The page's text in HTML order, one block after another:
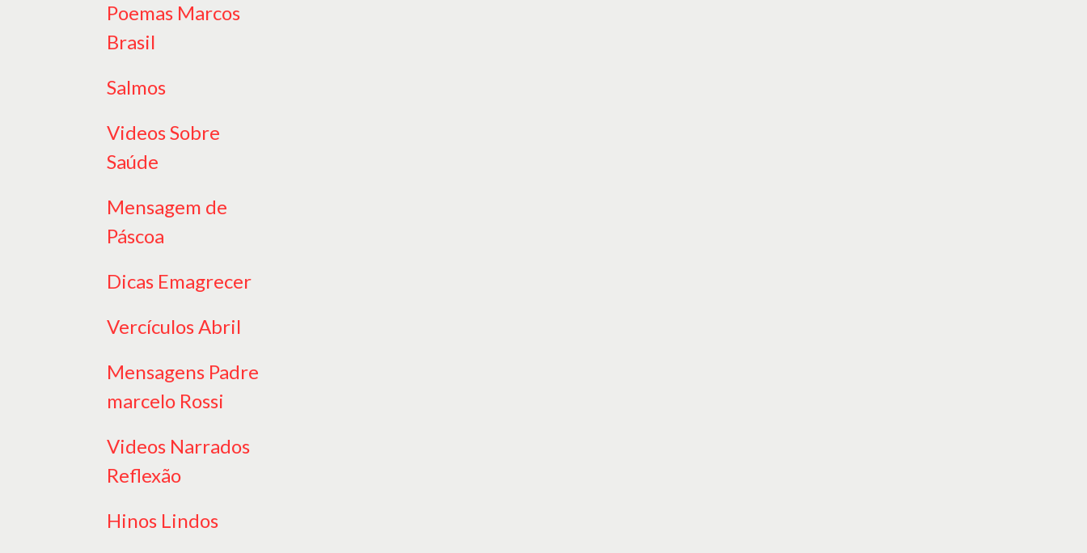
Poemas Marcos
Brasil
Salmos
Videos Sobre
Saúde
Mensagem de
Páscoa
Dicas Emagrecer
Vercículos Abril
Mensagens Padre
marcelo Rossi
Videos Narrados
Reflexão
Hinos Lindos